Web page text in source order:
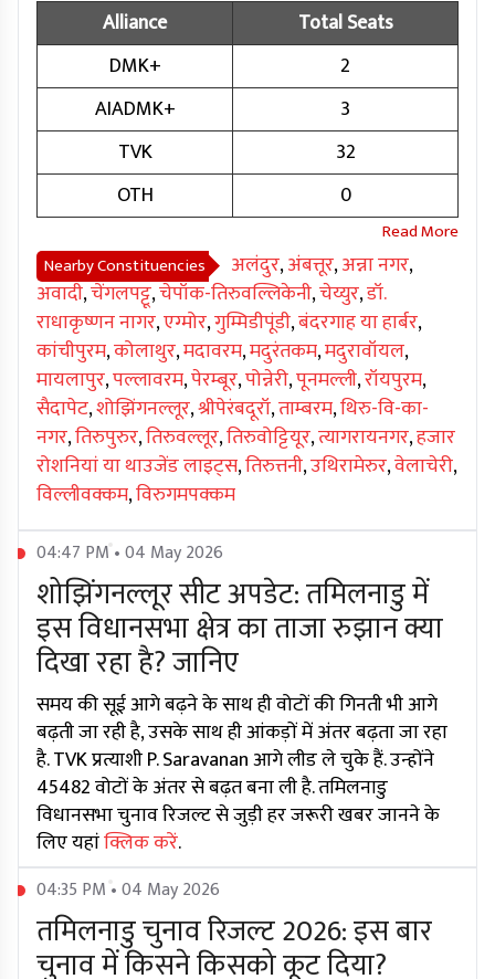
Alliance
Total Seats
DMK+
2
AIADMK+
3
TVK
32
OTH
0
Nearby Constituencies अलंदुर,अंबत्तूर,अन्ना नगर,
अवादी,चेंगलपट्टू,चेपॉक-तिरुवल्लिकेनी,चेय्युर,डॉ.
राधाकृष्णन नागर,एग्मोर,गुम्मिडीपूंडी,बंदरगाह या हार्बर,
कांचीपुरम,कोलाथुर,मदावरम,मदुरंतकम,मदुरावॉयल,
मायलापुर,पल्लावरम,पेरम्बूर,पोन्नेरी,पूनमल्ली,रॉयपुरम,
सैदापेट,शोझिंगनल्लूर,श्रीपेरंबदूरॉ,ताम्बरम,थिरु-वि-का-
नगर,तिरुपुरुर,तिरुवल्लूर,तिरुवोट्टियूर,त्यागरायनगर,हजार
रोशनियां या थाउजेंड लाइट्स,तिरुत्तनी,उथिरामेरुर,वेलाचेरी,
विल्लीवक्कम,विरुगमपक्कम
04:47 PM • 04 May 2026
शोझिंगनल्लूर सीट अपडेट: तमिलनाडु में
इस विधानसभा क्षेत्र का ताजा रुझान क्या
दिखा रहा है? जानिए
समय की सूई आगे बढ़ने के साथ ही वोटों की गिनती भी आगे
बढ़ती जा रही है, उसके साथ ही आंकड़ों में अंतर बढ़ता जा रहा
है. TVK प्रत्याशी P. Saravanan आगे लीड ले चुके हैं. उन्होंने
45482 वोटों के अंतर से बढ़त बना ली है. तमिलनाडु
विधानसभा चुनाव रिजल्ट से जुड़ी हर जरूरी खबर जानने के
लिए यहांक्लिक करें.
04:35 PM • 04 May 2026
तमिलनाडु चुनाव रिजल्ट 2026: इस बार
चुनाव में किसने किसको कूट दिया?